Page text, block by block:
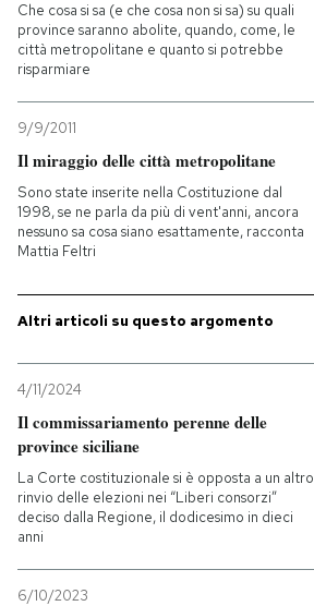
SHOP
AREA PERSONALE
Che cosa si sa (e che cosa non si sa) su quali
province saranno abolite, quando, come, le
città metropolitane e quanto si potrebbe
risparmiare
9/9/2011
Il miraggio delle città metropolitane
Sono state inserite nella Costituzione dal
1998, se ne parla da più di vent'anni, ancora
nessuno sa cosa siano esattamente, racconta
Mattia Feltri
Altri articoli su questo argomento
4/11/2024
Il commissariamento perenne delle
province siciliane
La Corte costituzionale si è opposta a un altro
rinvio delle elezioni nei “Liberi consorzi”
deciso dalla Regione, il dodicesimo in dieci
anni
6/10/2023